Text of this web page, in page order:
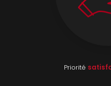
Priorité